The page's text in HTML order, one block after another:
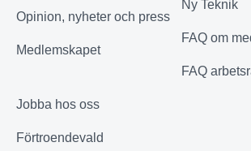
Opinion, nyheter och press
Medlemskapet
Ny Teknik
FAQ om
FAQ
Jobba hos oss
Förtroendevald